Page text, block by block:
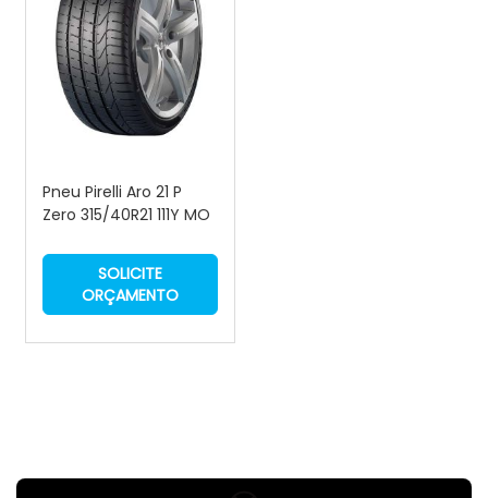
Pneu Pirelli Aro 21 P
Zero 315/40R21 111Y MO
SOLICITE
ORÇAMENTO